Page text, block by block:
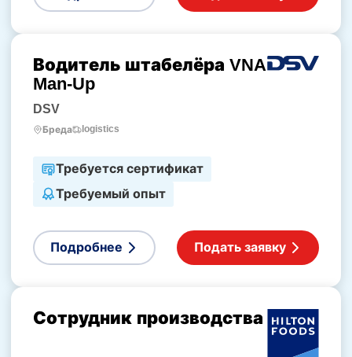
Водитель штабелёра VNA
Man-Up
DSV
Бреда logistics
Требуется сертификат
Требуемый опыт
Подробнее Подать заявку
Сотрудник производства